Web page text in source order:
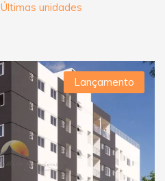
Últimas unidades
Next
Lançamento